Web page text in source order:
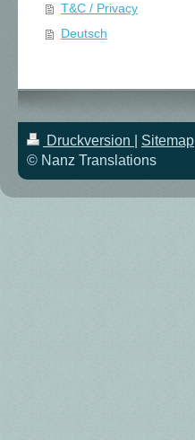
T&C / Privacy
Deutsch
Druckversion
Sitemap
© Nanz Translations